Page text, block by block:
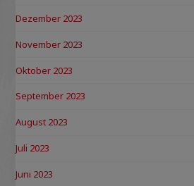
Dezember 2023
November 2023
Oktober 2023
September 2023
August 2023
Juli 2023
Juni 2023